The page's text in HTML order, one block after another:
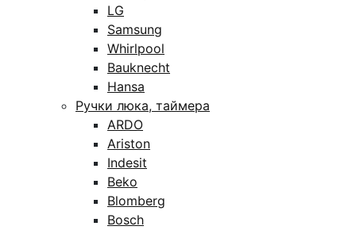
LG
Samsung
Whirlpool
Bauknecht
Hansa
Ручки люка, таймера
ARDO
Ariston
Indesit
Beko
Blomberg
Bosch